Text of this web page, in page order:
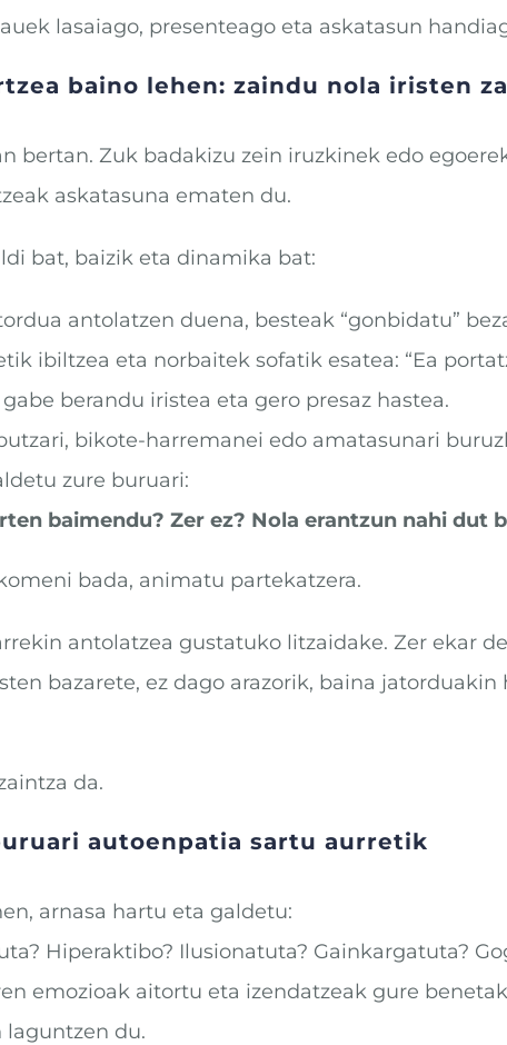
lasaiago, presenteago eta askatasun
baino lehen: zaindu nola iristen
bertan. Zuk badakizu zein iruzkinek edo
askatasuna ematen du.
bat, baizik eta dinamika bat:
antolatzen duena, besteak “gonbidatu”
ibiltzea eta norbaitek sofatik esatea: “Ea
berandu iristea eta gero presaz hastea.
bikote-harremanei edo amatasunari
zure buruari:
baimendu? Zer ez? Nola erantzun nahi dut
bada, animatu partekatzera.
antolatzea gustatuko litzaidake. Zer ekar
bazarete, ez dago arazorik, baina jatorduakin
da.
autoenpatia sartu aurretik
arnasa hartu eta galdetu:
Hiperaktibo? Ilusionatuta? Gainkargatuta?
emozioak aitortu eta izendatzeak gure
laguntzen du.